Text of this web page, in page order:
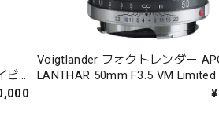
ビ
Voigtlander フォクトレンダー
LANTHAR 50mm F3.5 VM